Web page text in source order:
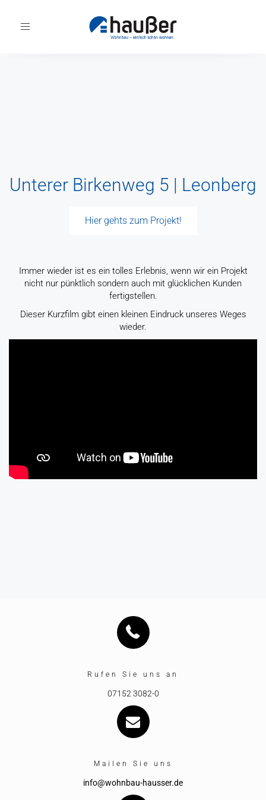
Toggle
Unterer Birkenweg 5 | Leonberg
Hier gehts zum Projekt!
Immer wieder ist es ein tolles Erlebnis, wenn wir ein Projekt
nicht nur pünktlich sondern auch mit glücklichen Kunden
fertigstellen.
Dieser Kurzfilm gibt einen kleinen Eindruck unseres Weges
wieder.
Rufen Sie uns an
07152 3082-0
Mailen Sie uns
info@wohnbau-hausser.de